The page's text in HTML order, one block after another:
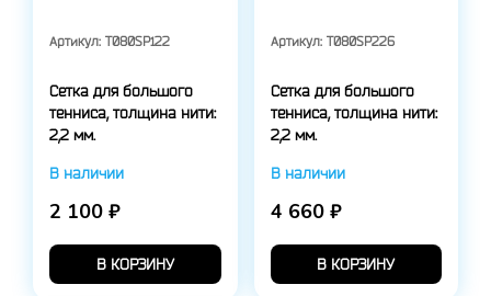
Артикул: T080SP122
Сетка для большого
тенниса, толщина нити:
2,2 мм.
В наличии
2 100 ₽
В КОРЗИНУ
Артикул: T080SP226
Сетка для большого
тенниса, толщина нити:
2,2 мм.
В наличии
4 660 ₽
В КОРЗИНУ